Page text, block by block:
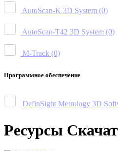
AutoScan-K 3D System (0)
AutoScan-T42 3D System (0)
M-Track (0)
Программное обеспечение
DefinSight Metrology 3D
Ресурсы